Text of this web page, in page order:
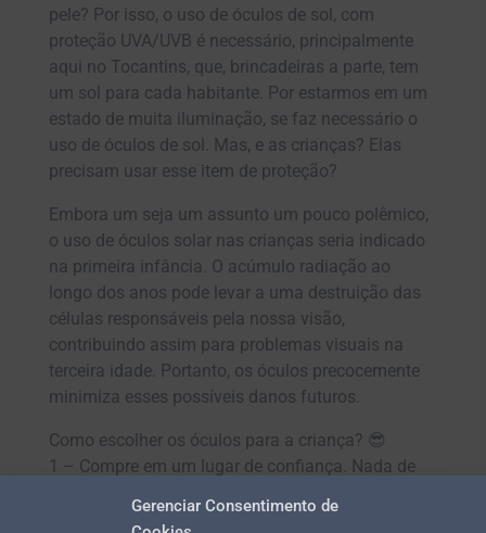
Gerenciar Consentimento de
pele? Por isso, o uso de óculos de sol, com
proteção UVA/UVB é necessário, principalmente
aqui no Tocantins, que, brincadeiras a parte, tem
um sol para cada habitante. Por estarmos em um
estado de muita iluminação, se faz necessário o
uso de óculos de sol. Mas, e as crianças? Elas
precisam usar esse item de proteção?
Embora um seja um assunto um pouco polêmico,
o uso de óculos solar nas crianças seria indicado
na primeira infância. O acúmulo radiação ao
longo dos anos pode levar a uma destruição das
células responsáveis pela nossa visão,
contribuindo assim para problemas visuais na
terceira idade. Portanto, os óculos precocemente
minimiza esses possíveis danos futuros.
Como escolher os óculos para a criança? 😎
1 – Compre em um lugar de confiança. Nada de
distorcer as imagens e a luminosidade,